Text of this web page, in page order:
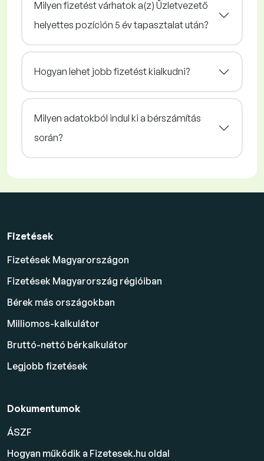
Milyen fizetést várhatok a(z) Üzletvezető
helyettes pozíción 5 év tapasztalat után?
Hogyan lehet jobb fizetést kialkudni?
Milyen adatokból indul ki a bérszámítás
során?
Fizetések
Fizetések Magyarországon
Fizetések Magyarország régióiban
Bérek más országokban
Milliomos-kalkulátor
Bruttó-nettó bérkalkulátor
Legjobb fizetések
Dokumentumok
ÁSZF
Hogyan működik a Fizetesek.hu oldal